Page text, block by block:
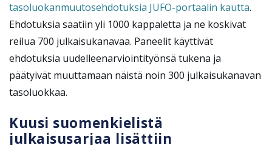
tasoluokanmuutosehdotuksia JUFO-portaalin kautta.
Ehdotuksia saatiin yli 1000 kappaletta ja ne koskivat
reilua 700 julkaisukanavaa. Paneelit käyttivät
ehdotuksia uudelleenarviointityönsä tukena ja
päätyivät muuttamaan näistä noin 300 julkaisukanavan
tasoluokkaa.
Kuusi suomenkielistä
julkaisusarjaa lisättiin